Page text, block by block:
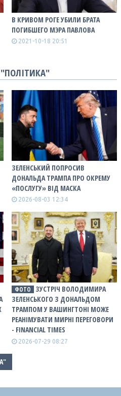
В КРИВОМ РОГЕ УБИЛИ БРАТА
ПОГИБШЕГО МЭРА ПАВЛОВА
2021-10-18 20:51
ЗЕЛЕНСЬКИЙ ПОПРОСИВ
ДОНАЛЬДА ТРАМПА ПРО ОКРЕМУ
«ПОСЛУГУ» ВІД МАСКА
2026-08-03 12:34
ФОТО
ЗУСТРІЧ ВОЛОДИМИРА
ЗЕЛЕНСЬКОГО З ДОНАЛЬДОМ
ТРАМПОМ У ВАШИНГТОНІ МОЖЕ
РЕАНІМУВАТИ МИРНІ ПЕРЕГОВОРИ
- FINANCIAL TIMES
2026-07-29 08:27